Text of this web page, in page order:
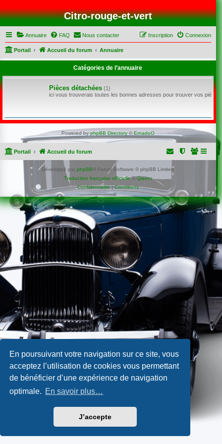
En poursuivant votre navigation sur ce site, vous
acceptez l’utilisation de cookies vous permettant
de bénéficier d’une expérience de navigation
optimale. En savoir plus…
J’accepte
Citro-rouge-et-vert
Annuaire FAQ Nous contacter Connexion
Inscription
Portail Accueil du forum Annuaire
Catégories de l’annuaire
Pièces détachées (1)
ici vous trouverais toutes les bonnes adresses pour trouver vos
Powered by phpBB Directory©ErnadoO
Portail Accueil du forum
Développé parphpBB ® Forum Software © phpBB Limited
Traduction française officielle©Qiaeru
Confidentialité|Conditions